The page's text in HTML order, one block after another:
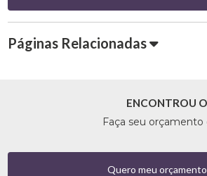
Páginas Relacionadas
ENCONTROU
Faça seu
Quero meu orçamento